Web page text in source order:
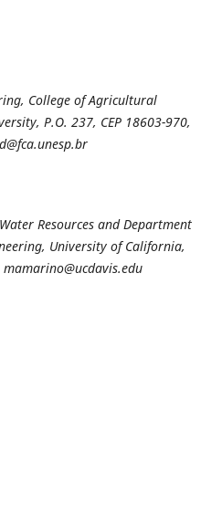
College of Agricultural
P.O. 237, CEP 18603-970,
Resources and Department
University of California,
mamarino@ucdavis.edu